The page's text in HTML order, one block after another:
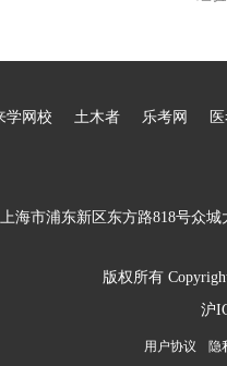
学网校 土木者 乐考网
海市浦东新区东方路818号众城
版权所有
沪
用户协议 隐